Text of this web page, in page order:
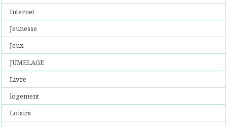
Internet
Jeunesse
Jeux
JUMELAGE
Livre
logement
Loisirs